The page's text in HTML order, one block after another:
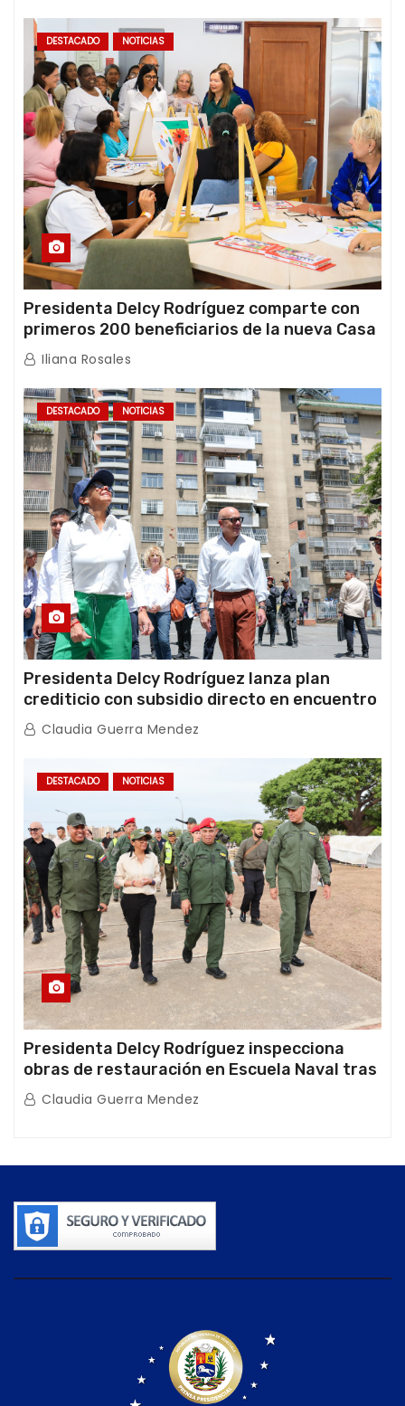
DESTACADO NOTICIAS
Presidenta Delcy Rodríguez comparte con
primeros 200 beneficiarios de la nueva Casa
de los Abuelos “La Primavera” en Caracas
Iliana Rosales
DESTACADO NOTICIAS
Presidenta Delcy Rodríguez lanza plan
crediticio con subsidio directo en encuentro
con Juntas de Condominio
Claudia Guerra Mendez
DESTACADO NOTICIAS
Presidenta Delcy Rodríguez inspecciona
obras de restauración en Escuela Naval tras
afectaciones sísmicas en La Guaira
Claudia Guerra Mendez